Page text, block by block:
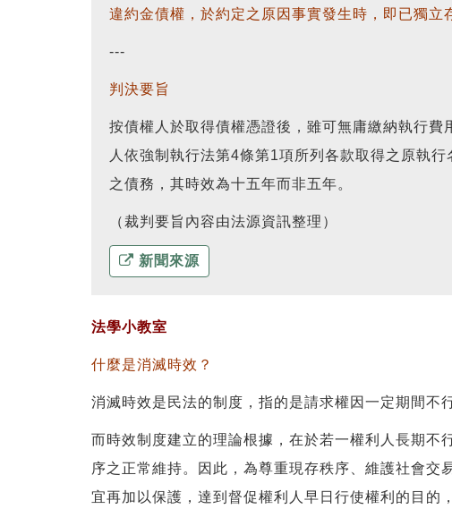
違約金債權，於約定之原因事實發生時，即已獨立
---
判決要旨
按債權人於取得債權憑證後，雖可無庸繳納執行
人依強制執行法第4條第1項所列各款取得之原執
之債務，其時效為十五年而非五年。
（裁判要旨內容由法源資訊整理）
新聞來源
法學小教室
什麼是消滅時效？
消滅時效是民法的制度，指的是請求權因一定期間不
而時效制度建立的理論根據，在於若一權利人長期不
序之正常維持。因此，為尊重現存秩序、維護社會
宜再加以保護，達到督促權利人早日行使權利的目的